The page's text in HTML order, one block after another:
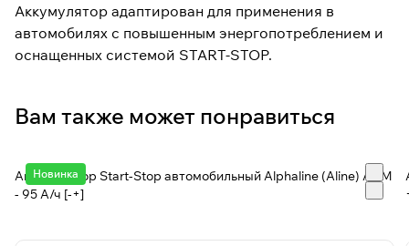
Аккумулятор адаптирован для применения в
автомобилях с повышенным энергопотреблением и
оснащенных системой START-STOP.
Вам также может понравиться
Новинка
Аккумулятор Start-Stop автомобильный Alphaline (Aline) AGM
- 95 А/ч [-+]